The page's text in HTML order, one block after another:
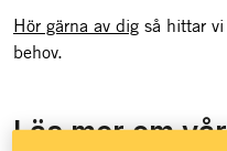
Hör gärna av dig så hittar
behov.
Läs mer om